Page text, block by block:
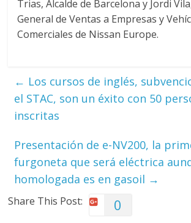
Trias, Alcalde de Barcelona y Jordi
General de Ventas a Empresas y
Comerciales de Nissan Europe.
← Los cursos de inglés,
el STAC, son un éxito con 50
inscritas
Presentación de e-NV200, la
furgoneta que será eléctrica
homologada es en gasoil →
Share This Post: 0